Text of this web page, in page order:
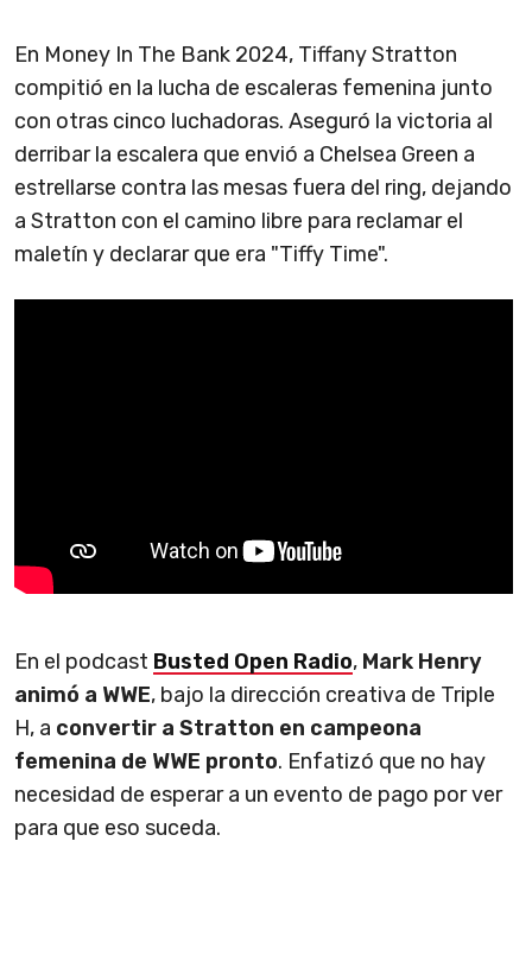
En Money In The Bank 2024, Tiffany Stratton
compitió en la lucha de escaleras femenina junto
con otras cinco luchadoras. Aseguró la victoria al
derribar la escalera que envió a Chelsea Green a
estrellarse contra las mesas fuera del ring, dejando
a Stratton con el camino libre para reclamar el
maletín y declarar que era "Tiffy Time".
En el podcast Busted Open Radio, Mark Henry
animó a WWE, bajo la dirección creativa de Triple
H, a convertir a Stratton en campeona
femenina de WWE pronto. Enfatizó que no hay
necesidad de esperar a un evento de pago por ver
para que eso suceda.